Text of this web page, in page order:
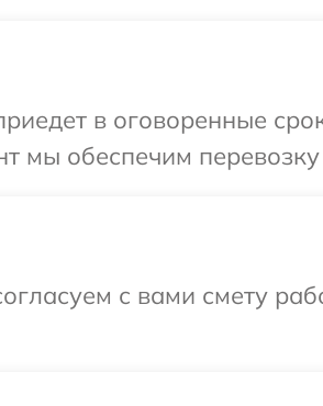
в оговоренные
мы обеспечим
с вами смету